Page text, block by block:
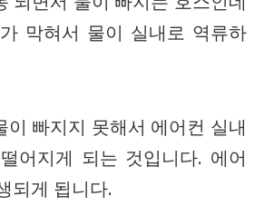
막혀서 물이 실내로 역류하
이 빠지지 못해서 에어컨 실내
어지게 되는 것입니다. 에어
되게 됩니다.